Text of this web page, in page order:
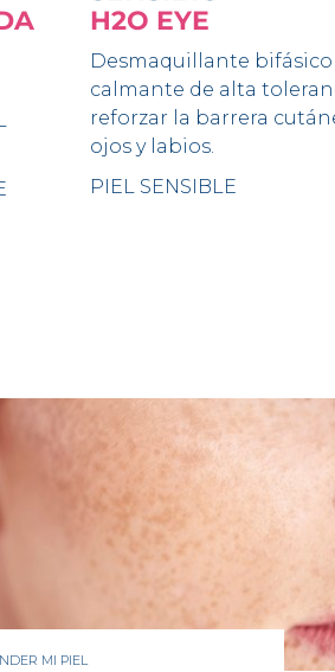
H2O EYE
Desmaquillante bifásico
calmante de alta
reforzar la barrera
ojos y labios.
PIEL SENSIBLE
MI PIEL